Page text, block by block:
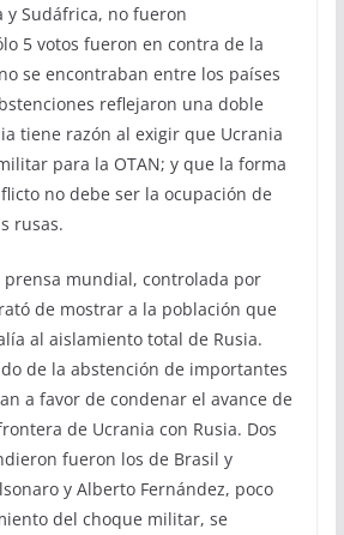
y Sudáfrica, no fueron
5 votos fueron en contra de la
se encontraban entre los países
reflejaron una doble
tiene razón al exigir que Ucrania
para la OTAN; y que la forma
no debe ser la ocupación de
rusas.
prensa mundial, controlada por
de mostrar a la población que
al aislamiento total de Rusia.
de la abstención de importantes
a favor de condenar el avance de
de Ucrania con Rusia. Dos
fueron los de Brasil y
y Alberto Fernández, poco
del choque militar, se